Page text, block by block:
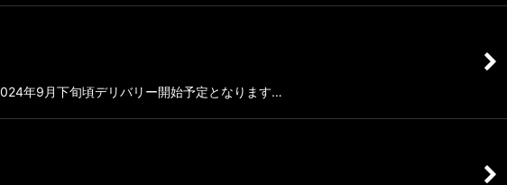
年9月下旬頃デリバリー開始予定となります…